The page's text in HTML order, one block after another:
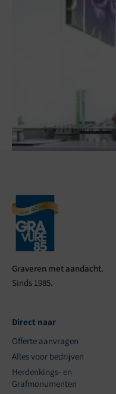
Graveren met aandacht.
Sinds 1985.
Direct naar
Offerte aanvragen
Alles voor bedrijven
Herdenkings- en
Grafmonumenten